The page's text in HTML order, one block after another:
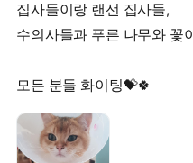
집사들이랑 랜선 집사들,
수의사들과 푸른 나무와 꽃
모든 분들 화이팅💝🍀